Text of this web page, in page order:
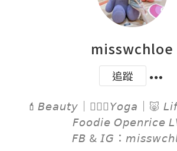
misswchloe
追蹤
💄𝘉𝘦𝘢𝘶𝘵𝘺｜🧘🏻‍♀️𝘠𝘰𝘨𝘢｜🐷
𝘍𝘰𝘰𝘥𝘪𝘦 𝘖𝘱𝘦𝘯𝘳𝘪𝘤𝘦
𝘍𝘉 & 𝘐𝘎：